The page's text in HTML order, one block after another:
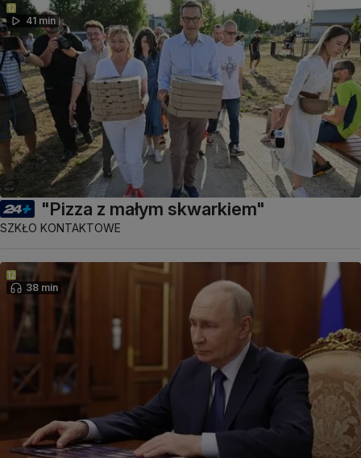
41 min
"Pizza z małym skwarkiem"
SZKŁO KONTAKTOWE
38 min